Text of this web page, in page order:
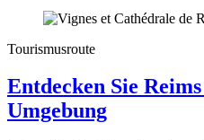
Tourismusroute
Entdecken Sie
Umgebung